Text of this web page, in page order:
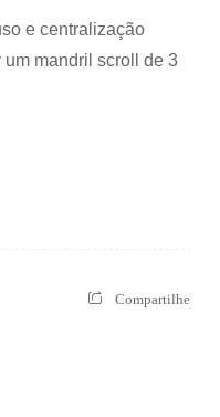
e centralização
mandril scroll de 3
Compartilhe